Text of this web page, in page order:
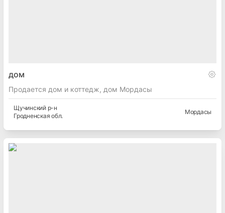
дом
Продается дом и коттедж, дом Мордасы
Щучинскийр-н
Гродненская обл.
Мордасы